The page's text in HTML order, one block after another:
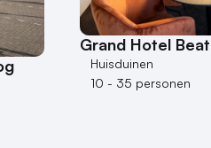
Grand Hotel
Huisduinen
10 - 35 personen